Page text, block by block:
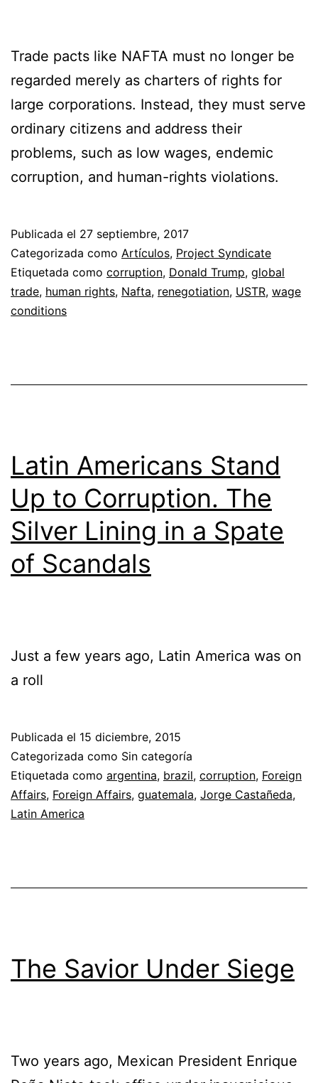
Trade pacts like NAFTA must no longer be
regarded merely as charters of rights for
large corporations. Instead, they must serve
ordinary citizens and address their
problems, such as low wages, endemic
corruption, and human-rights violations.
Publicada el 27 septiembre, 2017
Categorizada como Artículos, Project Syndicate
Etiquetada como corruption, Donald Trump, global
trade, human rights, Nafta, renegotiation, USTR, wage
conditions
Latin Americans Stand
Up to Corruption. The
Silver Lining in a Spate
of Scandals
Just a few years ago, Latin America was on
a roll
Publicada el 15 diciembre, 2015
Categorizada como Sin categoría
Etiquetada como argentina, brazil, corruption, Foreign
Affairs, Foreign Affairs, guatemala, Jorge Castañeda,
Latin America
The Savior Under Siege
Two years ago, Mexican President Enrique